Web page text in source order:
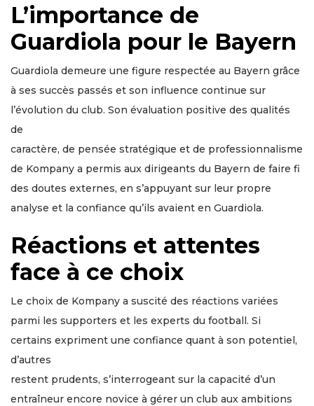
L’importance de
Guardiola pour le Bayern
Guardiola demeure une figure respectée au Bayern grâce
à ses succès passés et son influence continue sur
l’évolution du club. Son évaluation positive des qualités
de
caractère, de pensée stratégique et de professionnalisme
de Kompany a permis aux dirigeants du Bayern de faire fi
des doutes externes, en s’appuyant sur leur propre
analyse et la confiance qu’ils avaient en Guardiola.
Réactions et attentes
face à ce choix
Le choix de Kompany a suscité des réactions variées
parmi les supporters et les experts du football. Si
certains expriment une confiance quant à son potentiel,
d’autres
restent prudents, s’interrogeant sur la capacité d’un
entraîneur encore novice à gérer un club aux ambitions